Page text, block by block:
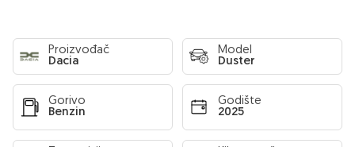
Proizvođač
Dacia
Model
Duster
Gorivo
Benzin
Godište
2025